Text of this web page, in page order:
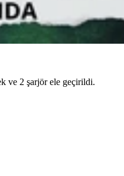
ve 2 şarjör ele geçirildi.